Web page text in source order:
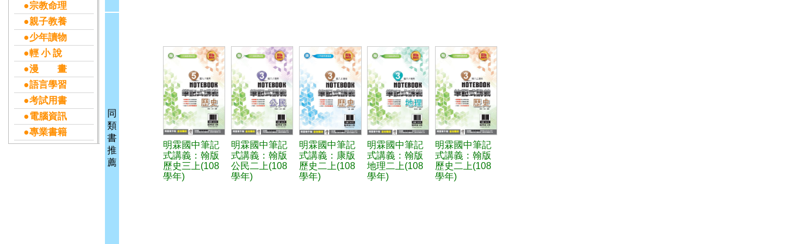
●宗教命理
●親子教養
●少年讀物
●輕 小 說
●漫 畫
●語言學習
●考試用書
●電腦資訊
●專業書籍
同
類
書
推
薦
明霖國中筆記
式講義：翰版
歷史三上(108
學年)
明霖國中筆記
式講義：翰版
公民二上(108
學年)
明霖國中筆記
式講義：康版
歷史二上(108
學年)
明霖國中筆記
式講義：翰版
地理二上(108
學年)
明霖國中筆記
式講義：翰版
歷史二上(108
學年)